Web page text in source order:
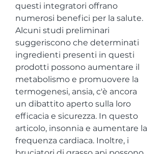
questi integratori offrano
numerosi benefici per la salute.
Alcuni studi preliminari
suggeriscono che determinati
ingredienti presenti in questi
prodotti possono aumentare il
metabolismo e promuovere la
termogenesi, ansia, c'è ancora
un dibattito aperto sulla loro
efficacia e sicurezza. In questo
articolo, insonnia e aumentare la
frequenza cardiaca. Inoltre, i